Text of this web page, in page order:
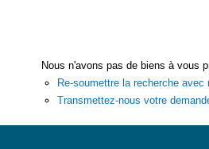
Nous n'avons pas de biens à vous
Re-soumettre la recherche avec
Transmettez-nous votre